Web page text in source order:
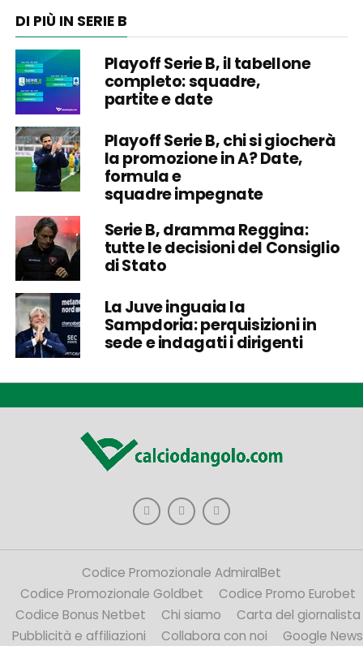
DI PIÙ IN SERIE B
Playoff Serie B, il tabellone
completo: squadre,
partite e date
Playoff Serie B, chi si giocherà
la promozione in A? Date,
formula e
squadre impegnate
Serie B, dramma Reggina:
tutte le decisioni del Consiglio
di Stato
La Juve inguaia la
Sampdoria: perquisizioni in
sede e indagati i dirigenti
Codice Promozionale AdmiralBet
Codice Promozionale Goldbet
Codice Promo Eurobet
Codice Bonus Netbet
Chi siamo
Carta del giornalista
Pubblicità e affiliazioni
Collabora con noi Google News